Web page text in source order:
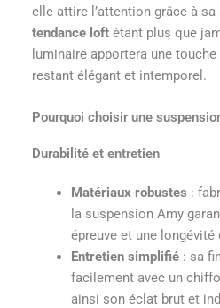
elle attire l’attention grâce à
tendance loftétant plus que
luminaire apportera une
restant élégant et intemporel.
Pourquoi choisir une
Durabilité et entretien
Matériaux robustes :
la suspension Amy
épreuve et une longévité
Entretien simplifié: sa
facilement avec un
ainsi son éclat brut et